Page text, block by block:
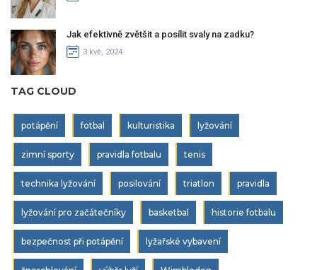
Jak efektivně zvětšit a posílit svaly na zadku?
3 kvě, 2024
TAG CLOUD
potápění fotbal kulturistika lyžování
zimní sporty pravidla fotbalu tenis
technika lyžování posilování triatlon pravidla
lyžování pro začátečníky basketbal historie fotbalu
bezpečnost při potápění lyžařské vybavení